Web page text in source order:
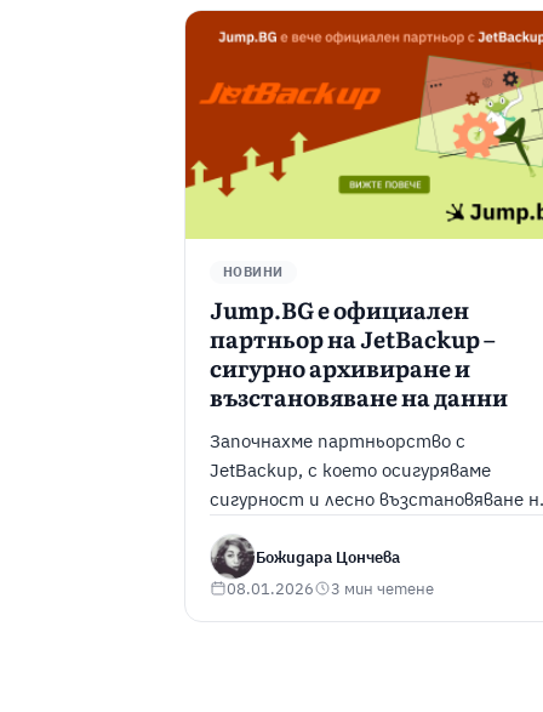
НОВИНИ
Jump.BG е официален
партньор на JetBackup –
сигурно архивиране и
възстановяване на данни
Започнахме партньорство с
JetBackup, с което осигуряваме
сигурност и лесно възстановяване
данните на нашите клиенти.
повече в статията.
Божидара Цончева
08.01.2026 3 мин четене